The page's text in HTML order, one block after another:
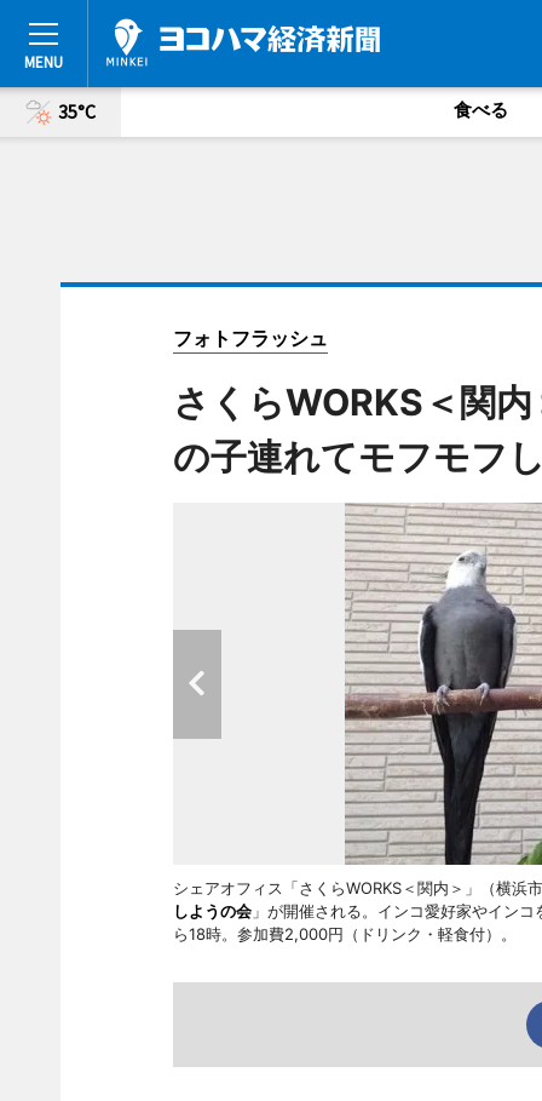
35°C 食べる
フォトフラッシュ
さくらWORKS＜関
の子連れてモフモフ
シェアオフィス「さくらWORKS＜関内＞」（横浜
しようの会」が開催される。インコ愛好家やイン
ら18時。参加費2,000円（ドリンク・軽食付）。